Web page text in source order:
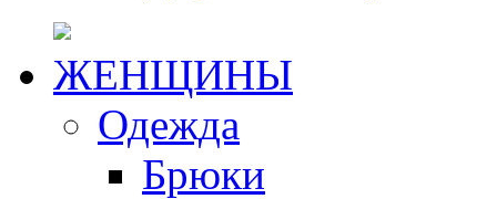
ЖЕНЩИНЫ
Одежда
Брюки